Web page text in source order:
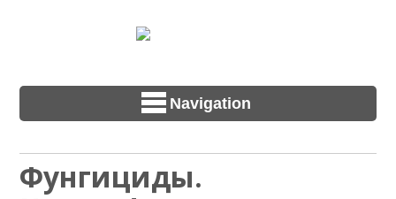
Navigation
Фунгициды.